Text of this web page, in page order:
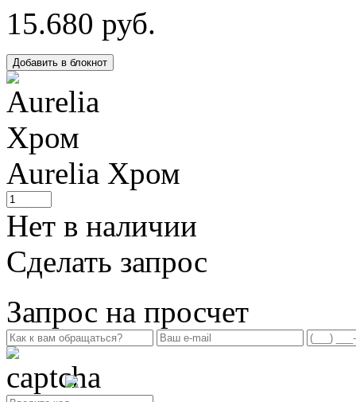
15.680 руб.
Добавить в блокнот
Aurelia Хром
Нет в наличии
Сделать запрос
Запрос на просчет